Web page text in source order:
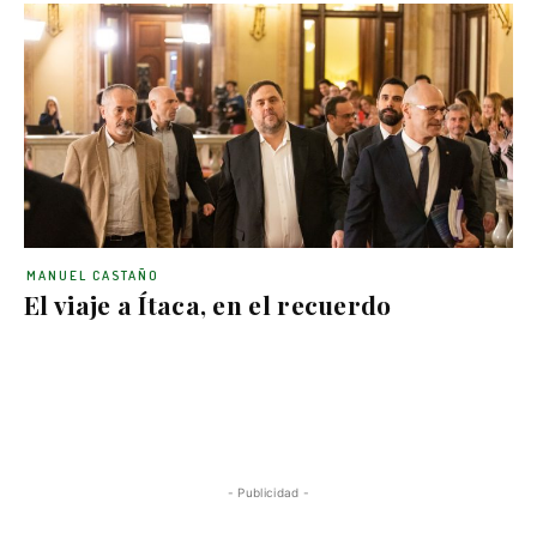
El viaje a Ítaca, en el recuerdo
MANUEL CASTAÑO
- Publicidad -